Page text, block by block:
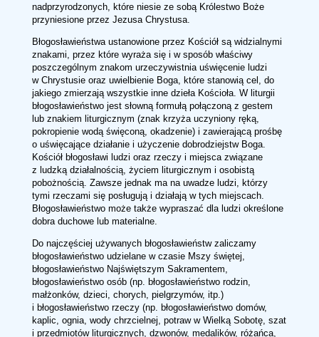
nadprzyrodzonych, które niesie ze sobą Królestwo Boże
przyniesione przez Jezusa Chrystusa.
Błogosławieństwa ustanowione przez Kościół są widzialnymi
znakami, przez które wyraża się i w sposób właściwy
poszczególnym znakom urzeczywistnia uświęcenie ludzi
w Chrystusie oraz uwielbienie Boga, które stanowią cel, do
jakiego zmierzają wszystkie inne dzieła Kościoła. W liturgii
błogosławieństwo jest słowną formułą połączoną z gestem
lub znakiem liturgicznym (znak krzyża uczyniony ręką,
pokropienie wodą święconą, okadzenie) i zawierającą prośbę
o uświęcające działanie i użyczenie dobrodziejstw Boga.
Kościół błogosławi ludzi oraz rzeczy i miejsca związane
z ludzką działalnością, życiem liturgicznym i osobistą
pobożnością. Zawsze jednak ma na uwadze ludzi, którzy
tymi rzeczami się posługują i działają w tych miejscach.
Błogosławieństwo może także wypraszać dla ludzi określone
dobra duchowe lub materialne.
Do najczęściej używanych błogosławieństw zaliczamy
błogosławieństwo udzielane w czasie Mszy świętej,
błogosławieństwo Najświętszym Sakramentem,
błogosławieństwo osób (np. błogosławieństwo rodzin,
małżonków, dzieci, chorych, pielgrzymów, itp.)
i błogosławieństwo rzeczy (np. błogosławieństwo domów,
kaplic, ognia, wody chrzcielnej, potraw w Wielką Sobotę, szat
i przedmiotów liturgicznych, dzwonów, medalików, różańca,